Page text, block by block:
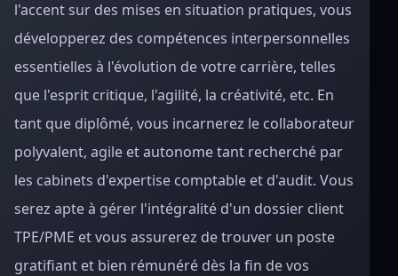
l'accent sur des mises en situation pratiques, vous
développerez des compétences interpersonnelles
essentielles à l'évolution de votre carrière, telles
que l'esprit critique, l'agilité, la créativité, etc. En
tant que diplômé, vous incarnerez le collaborateur
polyvalent, agile et autonome tant recherché par
les cabinets d'expertise comptable et d'audit. Vous
serez apte à gérer l'intégralité d'un dossier client
TPE/PME et vous assurerez de trouver un poste
gratifiant et bien rémunéré dès la fin de vos